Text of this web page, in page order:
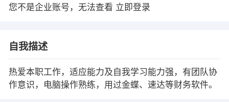
您不是企业账号，无法查看 立即登录
自我描述
热爱本职工作，适应能力及自我学习能力强，有团队协
作意识，电脑操作熟练，用过金蝶、速达等财务软件。